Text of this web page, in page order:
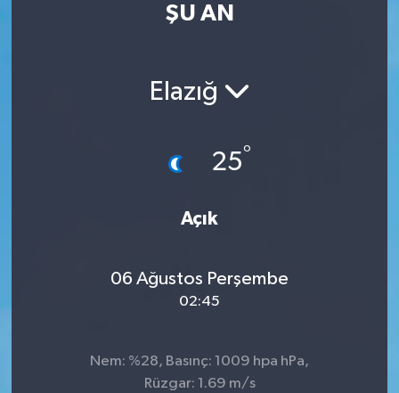
ŞU AN
Elazığ
25°
Açık
06 Ağustos Perşembe
02:45
Nem: %28, Basınç: 1009 hpa hPa,
Rüzgar: 1.69 m/s